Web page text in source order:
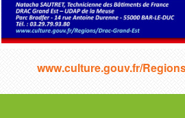
www.culture.gouv.fr/